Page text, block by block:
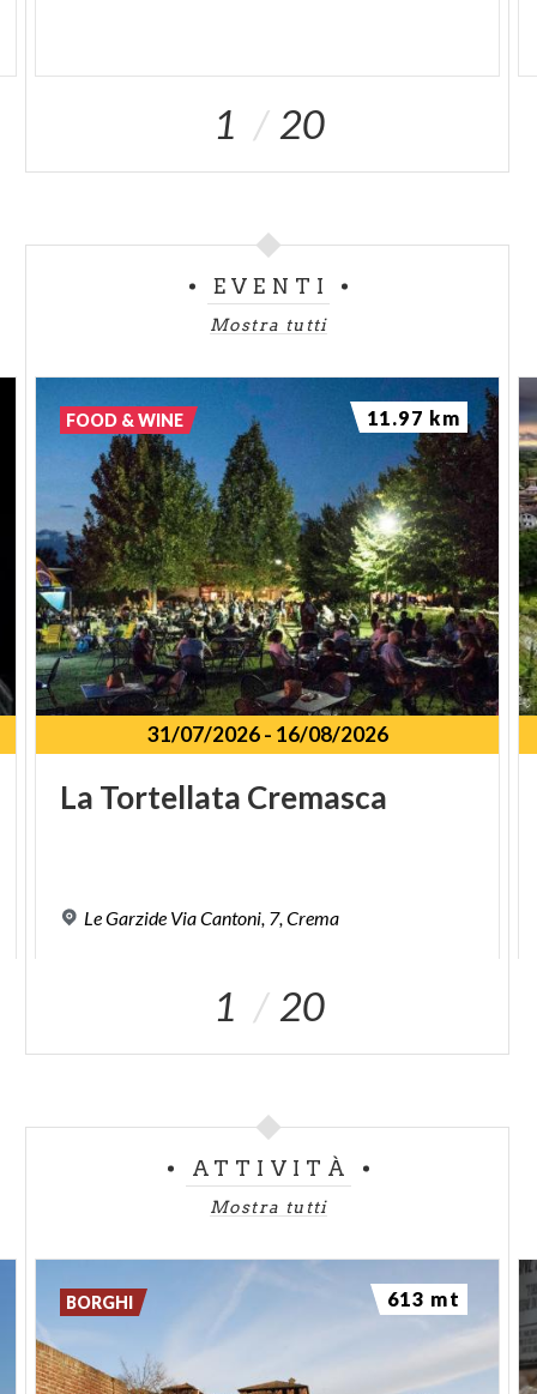
1 20
EVENTI
Mostra tutti
31/07/2026- 16/08/2026
La Tortellata Cremasca
LeGarzide ViaCantoni, 7,Crema
FOOD & WINE 11.97 km
1 20
ATTIVITÀ
Mostra tutti
BORGHI 613 mt